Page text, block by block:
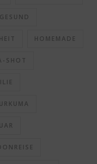
GESUND
HOMEMADE
SHOT